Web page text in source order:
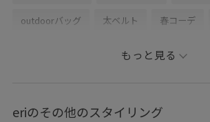
outdoorバッグ 太ベルト 春コーデ
デートコーデ お出かけコーデ
大人カジュアル レイヤード
もっと見る
eriのその他のスタイリング